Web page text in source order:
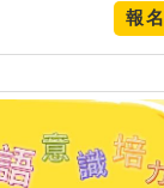
報名